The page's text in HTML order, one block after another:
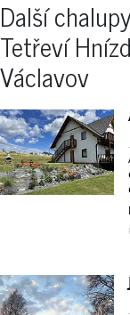
Další
Tetřeví
Václavov